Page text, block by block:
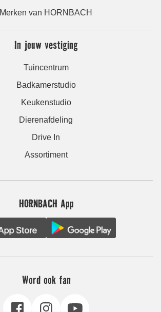
Merken van HORNBACH
In jouw vestiging
Tuincentrum
Badkamerstudio
Keukenstudio
Dierenafdeling
Drive In
Assortiment
HORNBACH App
Word ook fan